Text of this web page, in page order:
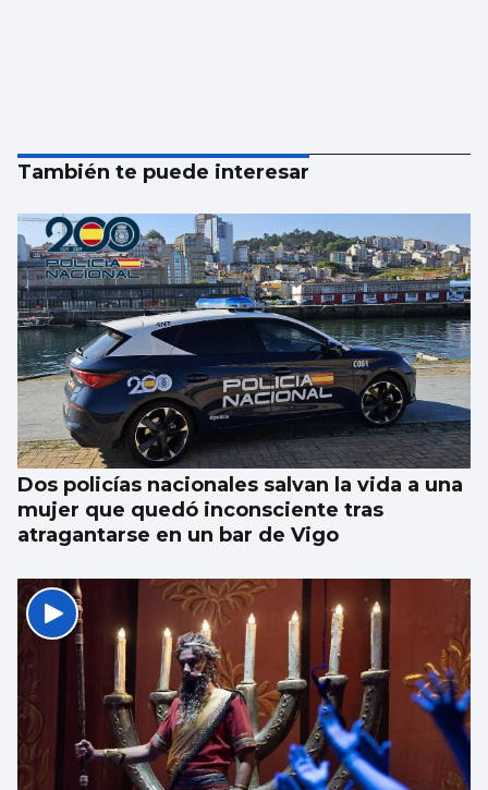
También te puede interesar
Dos policías nacionales salvan la vida a una
mujer que quedó inconsciente tras
atragantarse en un bar de Vigo